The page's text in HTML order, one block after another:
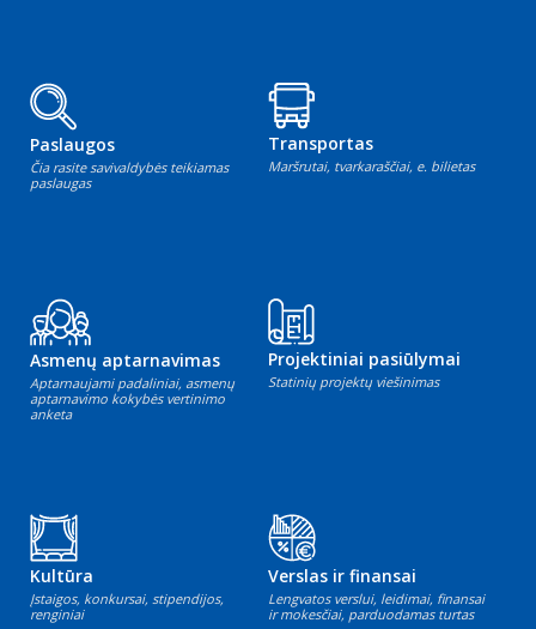
Paslaugos
Čia rasite savivaldybės teikiamas
paslaugas
Transportas
Maršrutai, tvarkaraščiai, e. bilietas
Asmenų aptarnavimas
Aptarnaujami padaliniai, asmenų
aptarnavimo kokybės vertinimo
anketa
Projektiniai pasiūlymai
Statinių projektų viešinimas
Kultūra
Įstaigos, konkursai, stipendijos,
renginiai
Verslas ir finansai
Lengvatos verslui, leidimai, finansai
ir mokesčiai, parduodamas turtas